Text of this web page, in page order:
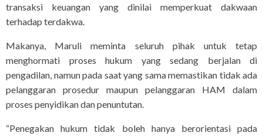
transaksi keuangan yang dinilai memperkuat dakwaan
terhadap terdakwa.
Makanya, Maruli meminta seluruh pihak untuk tetap
menghormati proses hukum yang sedang berjalan di
pengadilan, namun pada saat yang sama memastikan tidak ada
pelanggaran prosedur maupun pelanggaran HAM dalam
proses penyidikan dan penuntutan.
“Penegakan hukum tidak boleh hanya berorientasi pada